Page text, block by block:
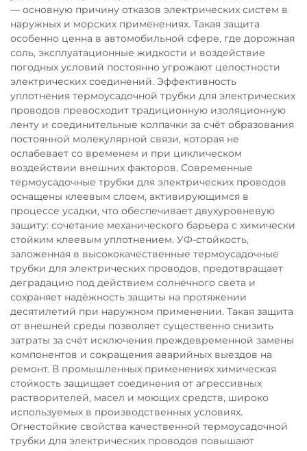
— основную причину отказов электрических систем в
наружных и морских применениях. Такая защита
особенно ценна в автомобильной сфере, где дорожная
соль, эксплуатационные жидкости и воздействие
погодных условий постоянно угрожают целостности
электрических соединений. Эффективность
уплотнения термоусадочной трубки для электрических
проводов превосходит традиционную изоляционную
ленту и соединительные колпачки за счёт образования
постоянной молекулярной связи, которая не
ослабевает со временем и при циклическом
воздействии внешних факторов. Современные
термоусадочные трубки для электрических проводов
оснащены клеевым слоем, активирующимся в
процессе усадки, что обеспечивает двухуровневую
защиту: сочетание механического барьера с химически
стойким клеевым уплотнением. УФ-стойкость,
заложенная в высококачественные термоусадочные
трубки для электрических проводов, предотвращает
деградацию под действием солнечного света и
сохраняет надёжность защиты на протяжении
десятилетий при наружном применении. Такая защита
от внешней среды позволяет существенно снизить
затраты за счёт исключения преждевременной замены
компонентов и сокращения аварийных выездов на
ремонт. В промышленных применениях химическая
стойкость защищает соединения от агрессивных
растворителей, масел и моющих средств, широко
используемых в производственных условиях.
Огнестойкие свойства качественной термоусадочной
трубки для электрических проводов повышают